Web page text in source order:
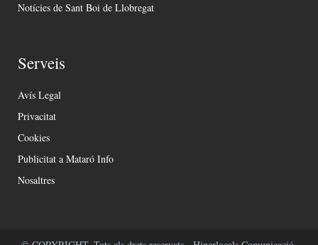
Notícies de Sant Boi de Llobregat
Serveis
Avís Legal
Privacitat
Cookies
Publicitat a Mataró Info
Nosaltres